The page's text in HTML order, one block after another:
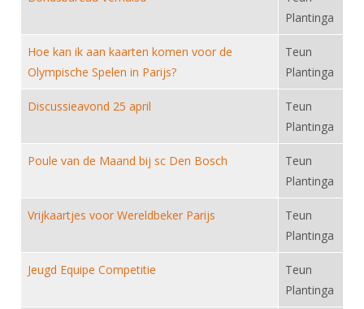
Gebruiksvoorwaarden
Handleiding
Bestuur
Commissies
Ereleden
Vacatures
Medewerkers
Inschrijven
Reglementen
Materiaal
Schermpaspoort
Rolstoelschermen
Wedstrijdkalender
NK's
DBT
FBT
Talentontwikkeling
Internationale aanmeldingen
Voor coaches en leraren
Nieuws
Internationale opleidingen
Leraar
Voor scheidsrechters
Nieuws
Plantinga
Hoe kan ik aan kaarten komen voor de
Olympische Spelen in Parijs?
Teun
Plantinga
Discussieavond 25 april
Teun
Plantinga
Poule van de Maand bij sc Den Bosch
Teun
Plantinga
Vrijkaartjes voor Wereldbeker Parijs
Teun
Plantinga
Jeugd Equipe Competitie
Teun
Plantinga